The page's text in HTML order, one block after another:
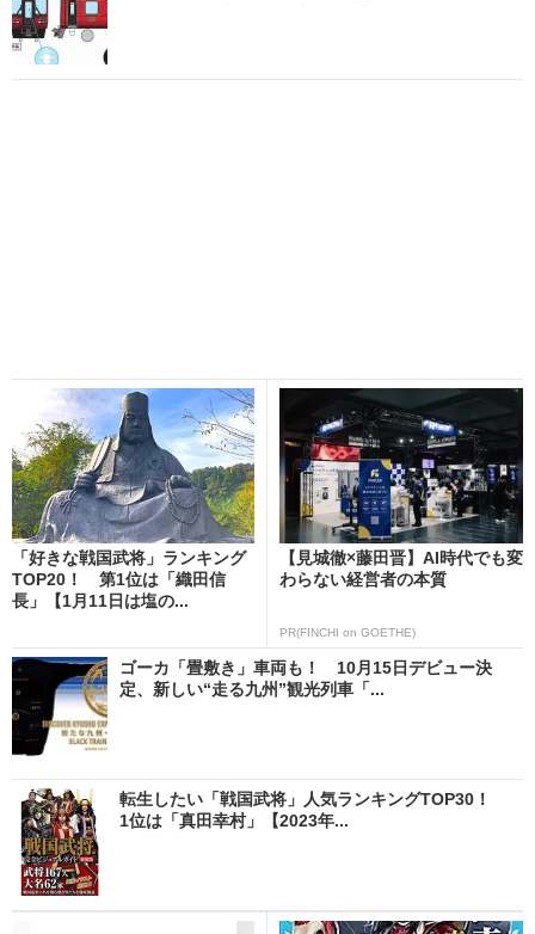
「好きな戦国武将」ランキング
TOP20！ 第1位は「織田信
長」【1月11日は塩の...
【見城徹×藤田晋】AI時代でも変
わらない経営者の本質
PR(FINCHI on GOETHE)
ゴーカ「畳敷き」車両も！ 10月15日デビュー決
定、新しい“走る九州”観光列車「...
転生したい「戦国武将」人気ランキングTOP30！
1位は「真田幸村」【2023年...